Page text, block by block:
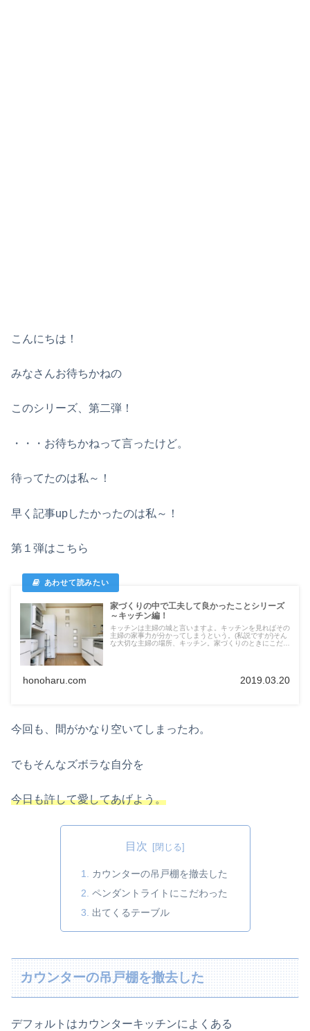
こんにちは！
みなさんお待ちかねの
このシリーズ、第二弾！
・・・お待ちかねって言ったけど。
待ってたのは私～！
早く記事upしたかったのは私～！
第１弾はこちら
家づくりの中で工夫して良かったことシリーズ
～キッチン編！
キッチンは主婦の城と言いますよ。キッチンを見ればその
主婦の家事力が分かってしまうという。(私説ですが)そん
な大切な主婦の場所、キッチン。家づくりのときにこだわ
honoharu.com 2019.03.20
今回も、間がかなり空いてしまったわ。
でもそんなズボラな自分を
今日も許して愛してあげよう。
目次
カウンターの吊戸棚を撤去した
ペンダントライトにこだわった
出てくるテーブル
カウンターの吊戸棚を撤去した
デフォルトはカウンターキッチンによくある